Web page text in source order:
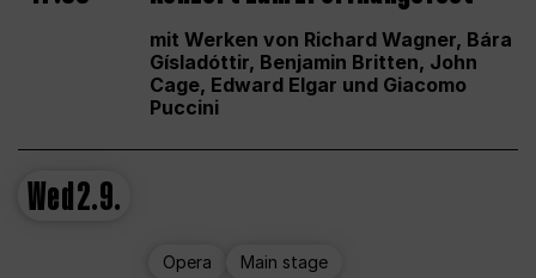
mit Werken von Richard Wagner, Bára
Gísladóttir, Benjamin Britten, John
Cage, Edward Elgar und Giacomo
Puccini
Wed2.9.
Opera Main stage